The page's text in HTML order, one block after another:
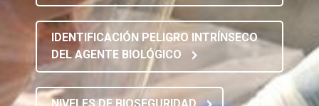
IDENTIFICACIÓN PELIGRO INTRÍNSECO
DEL AGENTE BIOLÓGICO